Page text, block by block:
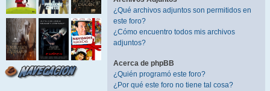
¿Qué archivos adjuntos son permitidos en
este foro?
¿Cómo encuentro todos mis archivos
adjuntos?
Acerca de phpBB
¿Quién programó este foro?
¿Por qué este foro no tiene tal cosa?